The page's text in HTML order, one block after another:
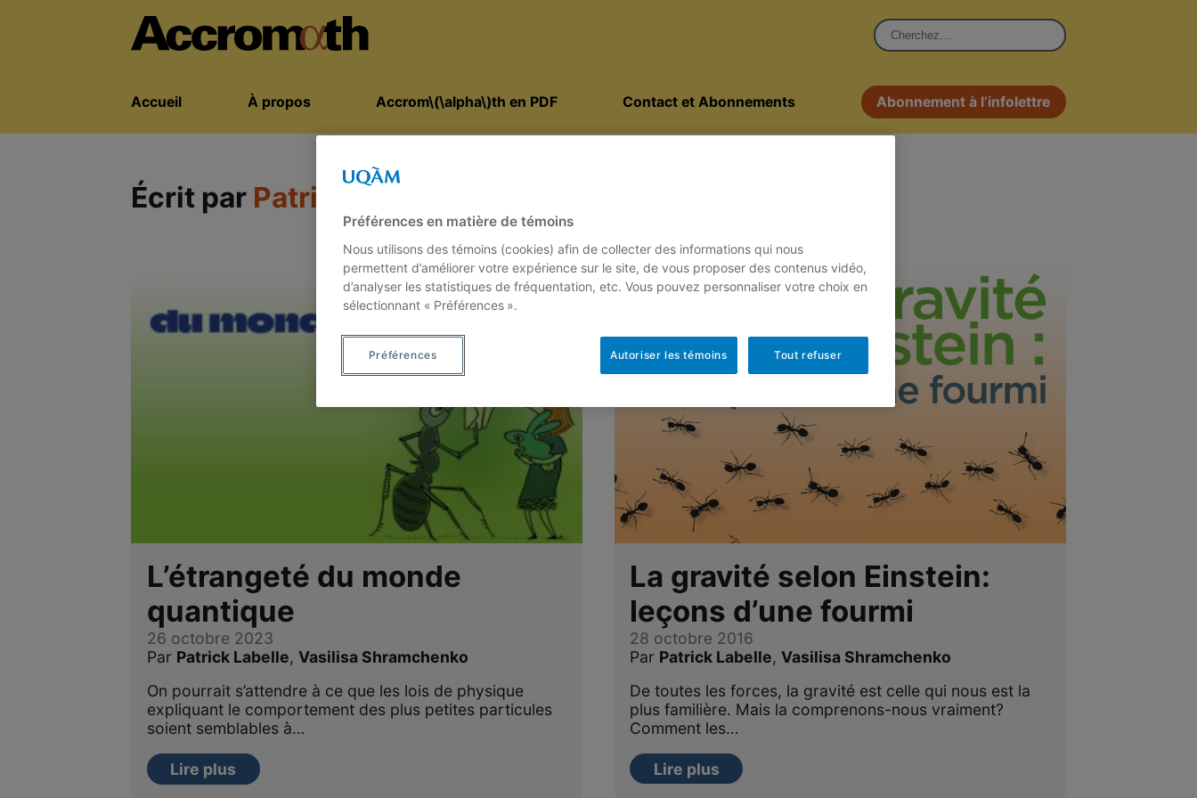
Rechercher :
Accueil À propos Accrom\(\alpha\)th en PDF Contact et Abonnements Abonnement à l’infolettre
Écrit par Patrick Labelle
L’étrangeté du monde
quantique
26 octobre 2023
Par Patrick Labelle, Vasilisa Shramchenko
On pourrait s’attendre à ce que les lois de physique
expliquant le comportement des plus petites particules
soient semblables à…
Lire plus
La gravité selon Einstein:
leçons d’une fourmi
28 octobre 2016
Par Patrick Labelle,Vasilisa Shramchenko
De toutes les forces, la gravité est celle qui nous est la
plus familière. Mais la comprenons-nous vraiment?
Comment les…
Lire plus
Préférences en matière de témoins
Nous utilisons des témoins (cookies) afin de collecter des informations qui nous
permettent d’améliorer votre expérience sur le site, de vous proposer des contenus vidéo,
d’analyser les statistiques de fréquentation, etc. Vous pouvez personnaliser votre choix en
sélectionnant « Préférences ».
Tout refuser
Autoriser les témoins
Préférences